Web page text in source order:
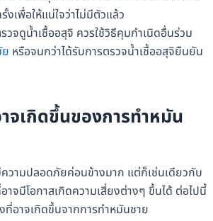
เพื่อให้แน่ใจว่าไม่มีตัวแล้ว
วจดูน้ำเชื้ออสุจิ ควรใช้วิธีคุมกำเนิดอื่นร่วม
หรือจนกว่าได้รับการตรวจน้ำเชื้ออสุจิยืนยัน
จเกิดขึ้นของการทำหมัน
วามปลอดภัยค่อนข้างมาก แต่ก็เช่นเดียวกับ
าจมีโอกาสเกิดความเสี่ยงต่างๆ ขึ้นได้ ต่อไปนี้
ที่อาจเกิดขึ้นจากการทำหมันชาย